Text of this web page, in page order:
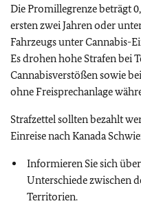
Die Promillegrenze beträgt
ersten zwei Jahren oder
Fahrzeugs unter Cannabis-
Es drohen hohe Strafen bei
Cannabisverstößen sowie
ohne Freisprechanlage
Strafzettel sollten bezahlt
Einreise nach Kanada
Informieren Sie sich
Unterschiede zwischen
Territorien.